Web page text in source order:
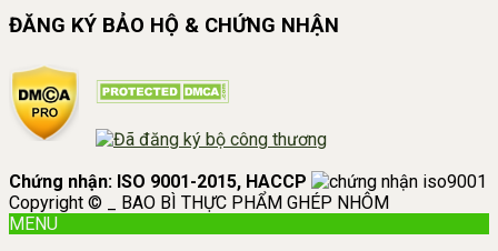
ĐĂNG KÝ BẢO HỘ & CHỨNG NHẬN
Chứng nhận: ISO 9001-2015, HACCP
Copyright © _ BAO BÌ THỰC PHẨM GHÉP NHÔM
MENU